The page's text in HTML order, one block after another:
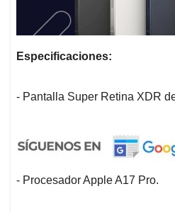
Especificaciones:
- Pantalla Super Retina XDR
- Procesador Apple A17 Pro.